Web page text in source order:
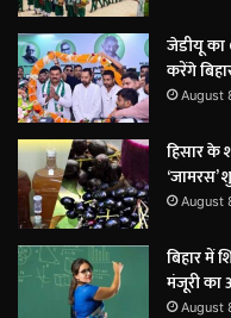
जेडीयू का
करेंगे
August
हिसार के
‘जामरस’
August
बिहार में
मंजूरी का
August